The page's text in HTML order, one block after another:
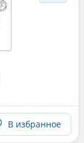
В избранное